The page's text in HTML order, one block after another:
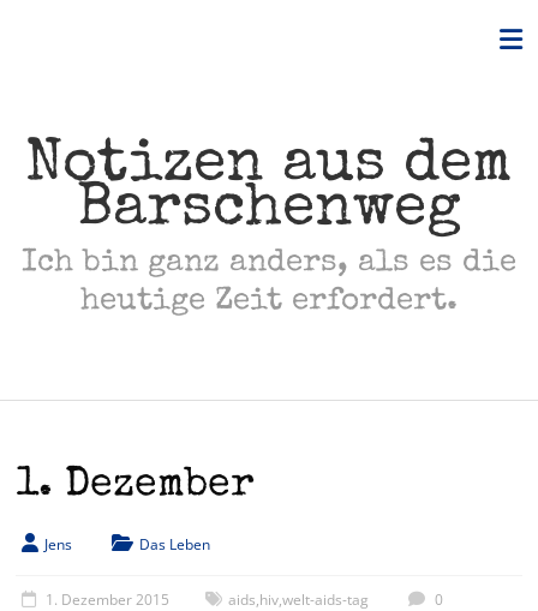
Notizen aus dem
Barschenweg
Ich bin ganz anders, als es die
heutige Zeit erfordert.
1. Dezember
Jens Das Leben
1. Dezember 2015 aids,hiv,welt-aids-tag
0